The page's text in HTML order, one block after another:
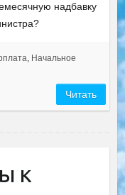
надбавку
, Начальное
Читать
к